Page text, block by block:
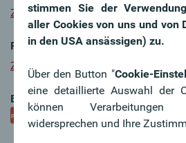
Zum Support Zugang
Produktive XS2A Schnittstelle
Zur Schnittstelle
Beschreibung XS2A Fallback
Zur Beschreibung
stimmen Sie der
aller Cookies von uns und von
in den USA ansässigen) zu.
Über den Button "Cookie-
eine detaillierte Auswahl der
können
widersprechen und Ihre